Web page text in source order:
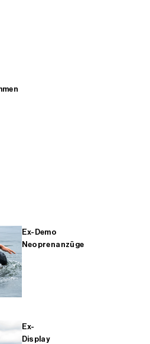
Ex-Demo
Neoprenanzüge
Ex-
Display